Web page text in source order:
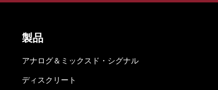
製品
アナログ＆ミックスド・シグナル
ディスクリート